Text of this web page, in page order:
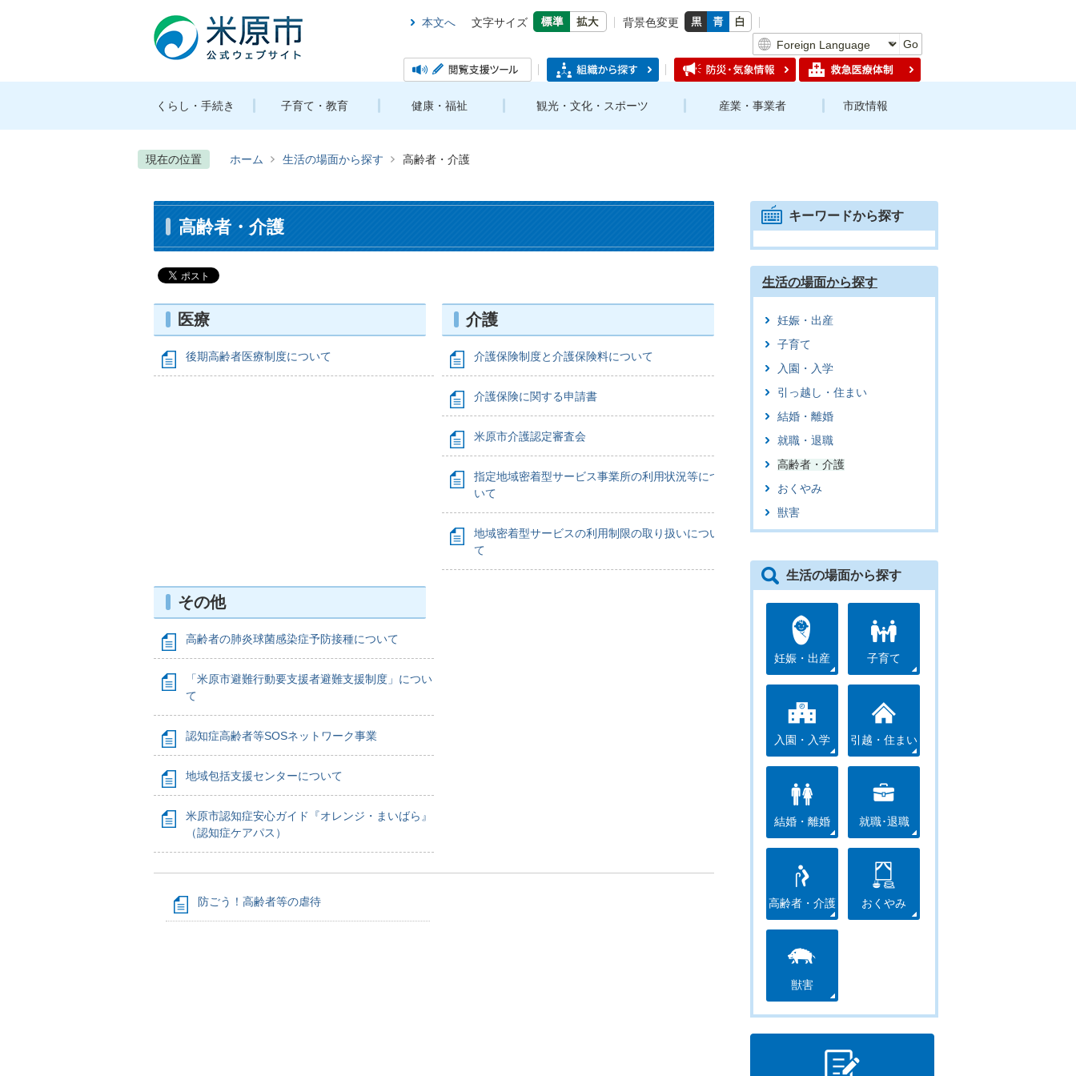
本文へ 文字サイズ
背景色変更
Go
くらし・手続き 子育て・教育 健康・福祉 観光・文化・スポーツ 産業・事業者 市政情報
現在の位置 ホーム 生活の場面から探す 高齢者・介護
高齢者・介護
医療
後期高齢者医療制度について
介護
介護保険制度と介護保険料について
介護保険に関する申請書
米原市介護認定審査会
指定地域密着型サービス事業所の利用状況等につ
いて
地域密着型サービスの利用制限の取り扱いについ
て
その他
高齢者の肺炎球菌感染症予防接種について
「米原市避難行動要支援者避難支援制度」につい
て
認知症高齢者等SOSネットワーク事業
地域包括支援センターについて
米原市認知症安心ガイド『オレンジ・まいばら』
（認知症ケアパス）
防ごう！高齢者等の虐待
キーワードから探す
生活の場面から探す
妊娠・出産
子育て
入園・入学
引っ越し・住まい
結婚・離婚
就職・退職
高齢者・介護
おくやみ
獣害
生活の場面から探す
妊娠・出産 子育て
入園・入学 引越・住まい
結婚・離婚 就職･退職
高齢者・介護 おくやみ
獣害